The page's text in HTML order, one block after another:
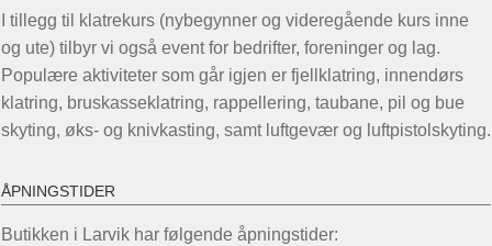
I tillegg til klatrekurs (nybegynner og videregående kurs inne
og ute) tilbyr vi også event for bedrifter, foreninger og lag.
Populære aktiviteter som går igjen er fjellklatring, innendørs
klatring, bruskasseklatring, rappellering, taubane, pil og bue
skyting, øks- og knivkasting, samt luftgevær og luftpistolskyting.
ÅPNINGSTIDER
Butikken i Larvik har følgende åpningstider: